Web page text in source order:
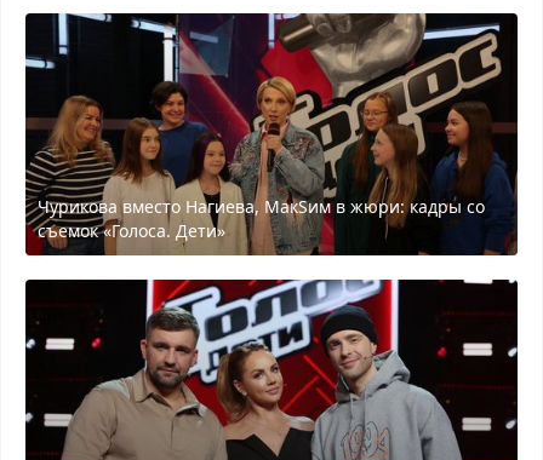
Чурикова вместо Нагиева, МакSим в жюри: кадры со
съемок «Голоса. Дети»